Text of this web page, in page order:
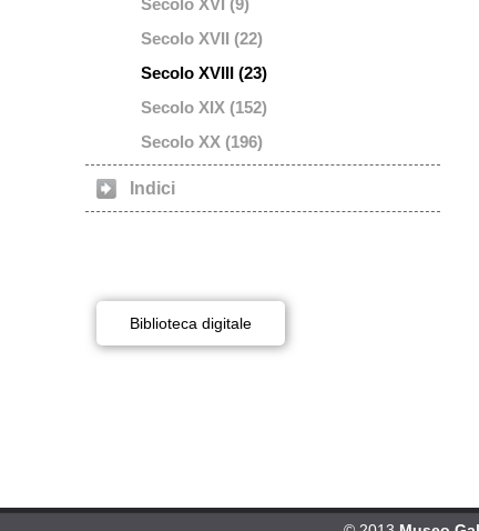
Secolo XVI (9)
Secolo XVII (22)
Secolo XVIII (23)
Secolo XIX (152)
Secolo XX (196)
Indici
Biblioteca digitale